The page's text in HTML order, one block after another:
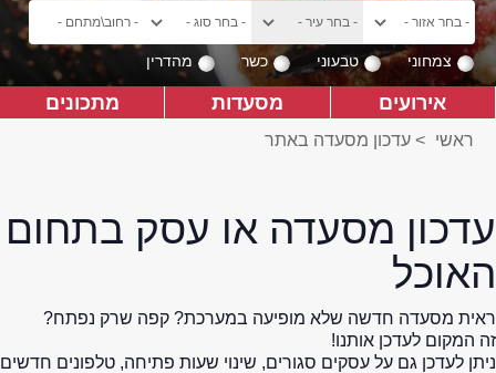
צמחוני טבעוני כשר מהדרין
אירועים מסעדות מתכונים
ראשי > עדכון מסעדה באתר
עדכון מסעדה או עסק בתחום
האוכל
ראית מסעדה חדשה שלא מופיעה במערכת? קפה שרק נפתח?
זה המקום לעדכן אותנו!
ניתן לעדכן גם על עסקים סגורים, שינוי שעות פתיחה, טלפונים חדשים